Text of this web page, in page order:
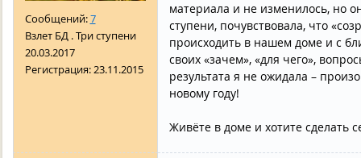
Сообщений:7
Взлет БД . Три ступени
20.03.2017
Регистрация:23.11.2015
материала и не изменилось, но
ступени, почувствовала, что
происходить в нашем доме и с
своих «зачем», «для чего»,
результата я не ожидала –
новому году!
Живёте в доме и хотите сделать